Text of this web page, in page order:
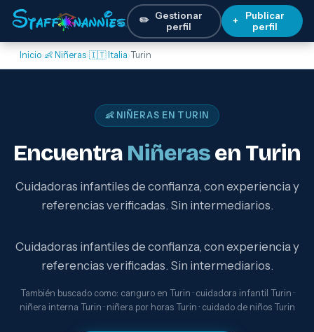
✏️ Gestionar
perfil
+
Publicar
perfil
Inicio›👶 Niñeras›🇮🇹 Italia›Turin
👶 NIÑERAS EN TURIN
Encuentra Niñerasen Turin
Cuidadoras infantiles de confianza, con experiencia y
referencias verificadas. Sin intermediarios.
Cuidadoras infantiles de confianza, con experiencia y
referencias verificadas. Sin intermediarios.
También buscado como: canguro en Turin · cuidadora infantil Turin ·
niñera interna Turin · niñera por horas Turin · cuidado de niños Turin